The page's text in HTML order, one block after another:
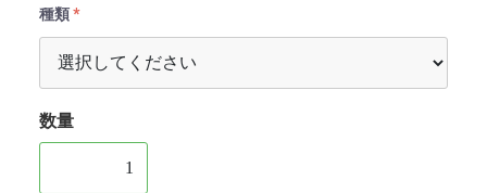
種類
数量